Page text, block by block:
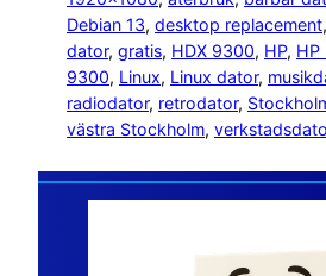
Debian 13, desktop replacement,
dator, gratis, HDX 9300, HP, HP
9300, Linux, Linux dator,
radiodator, retrodator,
västra Stockholm,